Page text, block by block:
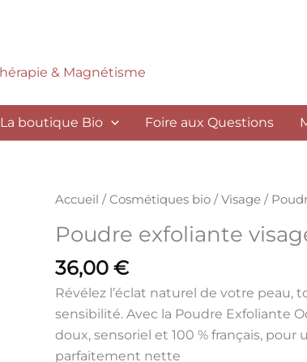
La boutique Bio Foire aux Questions
Accueil / Cosmétiques bio / Visage /
Poudre exfoliante
36,00 €
Révélez l’éclat naturel de votre peau,
sensibilité. Avec la Poudre Exfoliante
doux, sensoriel et 100 % français,
parfaitement nette
quantité
Poudre
exfoliante
visage